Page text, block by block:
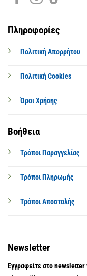
Πληροφορίες
Πολιτική Απορρήτου
Πολιτική Cookies
Όροι Χρήσης
Βοήθεια
Τρόποι Παραγγελίας
Τρόποι Πληρωμής
Τρόποι Αποστολής
Newsletter
Εγγραφείτε στο newsletter